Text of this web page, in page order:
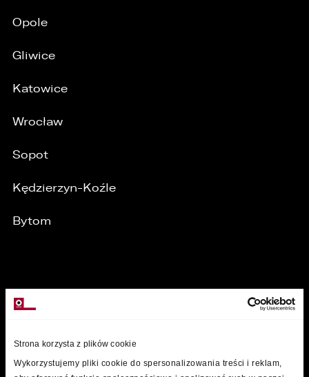
Strona korzysta z plików cookie
Wykorzystujemy pliki cookie do spersonalizowania treści i reklam,
Opole
Gliwice
Katowice
Wrocław
Sopot
Kędzierzyn-Koźle
Bytom